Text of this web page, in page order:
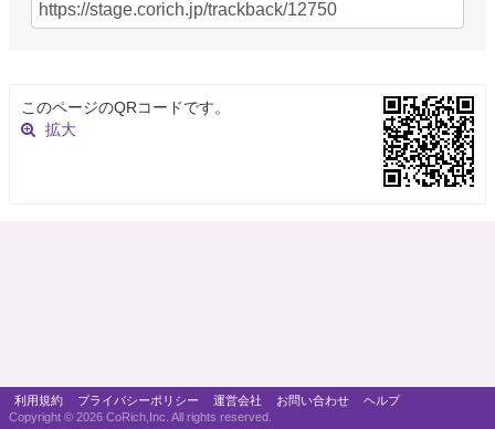
このページのQRコードです。
拡大
利用規約 プライバシーポリシー 運営会社 お問い合わせ
ヘルプ
Copyright © 2026 CoRich,Inc. All rights reserved.